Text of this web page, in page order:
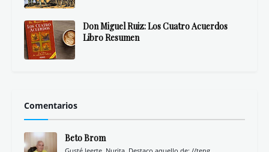
Don Miguel Ruiz: Los Cuatro Acuerdos
Libro Resumen
Comentarios
Beto Brom